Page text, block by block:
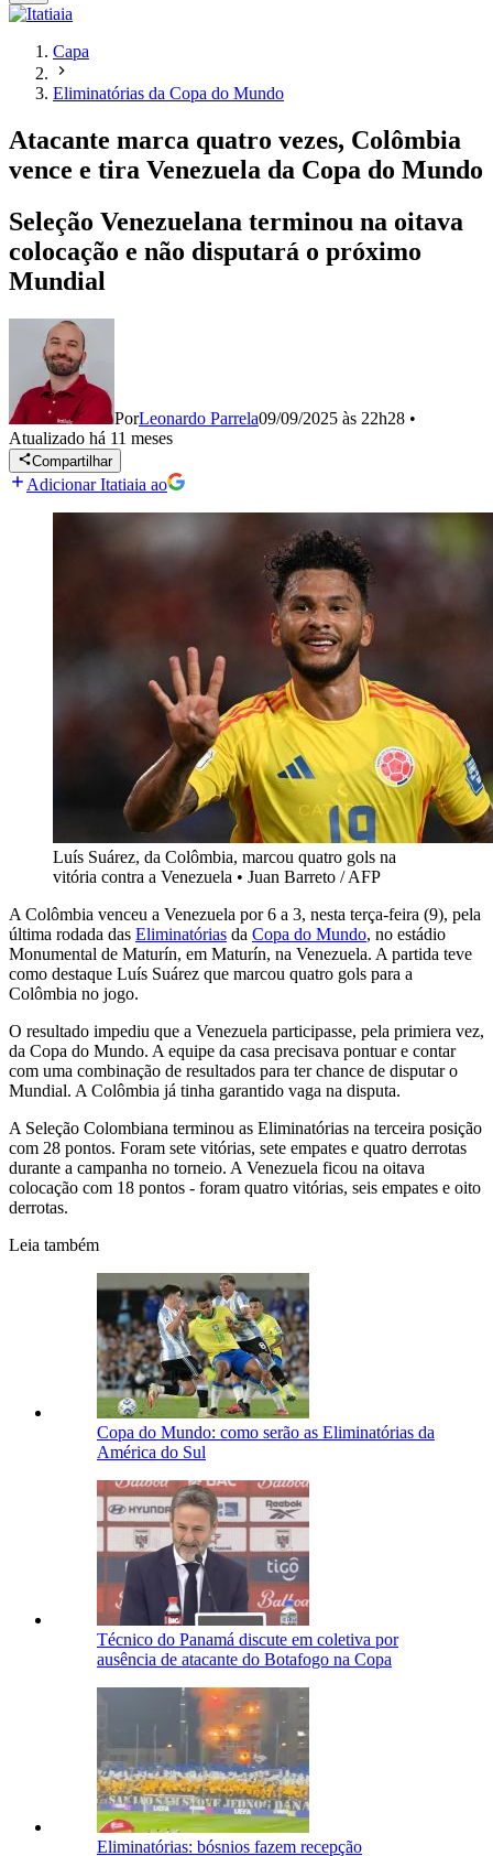
Capa
Eliminatórias da Copa do Mundo
Atacante marca quatro vezes, Colômbia
vence e tira Venezuela da Copa do Mundo
Seleção Venezuelana terminou na oitava
colocação e não disputará o próximo
Mundial
PorLeonardo Parrela09/09/2025 às 22h28 •
Atualizado há 11 meses
Compartilhar
Adicionar Itatiaia ao
Luís Suárez, da Colômbia, marcou quatro gols na
vitória contra a Venezuela • Juan Barreto / AFP
A Colômbia venceu a Venezuela por 6 a 3, nesta terça-feira (9), pela
última rodada das Eliminatórias da Copa do Mundo, no estádio
Monumental de Maturín, em Maturín, na Venezuela. A partida teve
como destaque Luís Suárez que marcou quatro gols para a
Colômbia no jogo.
O resultado impediu que a Venezuela participasse, pela primiera vez,
da Copa do Mundo. A equipe da casa precisava pontuar e contar
com uma combinação de resultados para ter chance de disputar o
Mundial. A Colômbia já tinha garantido vaga na disputa.
A Seleção Colombiana terminou as Eliminatórias na terceira posição
com 28 pontos. Foram sete vitórias, sete empates e quatro derrotas
durante a campanha no torneio. A Venezuela ficou na oitava
colocação com 18 pontos - foram quatro vitórias, seis empates e oito
derrotas.
Leia também
Copa do Mundo: como serão as Eliminatórias da
América do Sul
Técnico do Panamá discute em coletiva por
ausência de atacante do Botafogo na Copa
Eliminatórias: bósnios fazem recepção